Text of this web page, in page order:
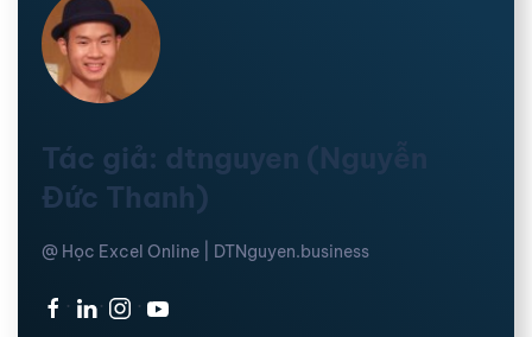
Tác giả: dtnguyen (Nguyễn
Đức Thanh)
@ Học Excel Online | DTNguyen.business
· · ·